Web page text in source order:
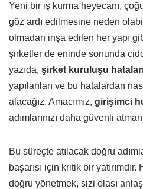
Yeni bir iş kurma heyecanı,
göz ardı edilmesine neden
olmadan inşa edilen her yapı
şirketler de eninde sonunda
yazıda, şirket kuruluşu
yapılanları ve bu hatalardan
alacağız. Amacımız, girişimci
adımlarınızı daha güvenli
Bu süreçte atılacak doğru
başarısı için kritik bir
doğru yönetmek, sizi olası